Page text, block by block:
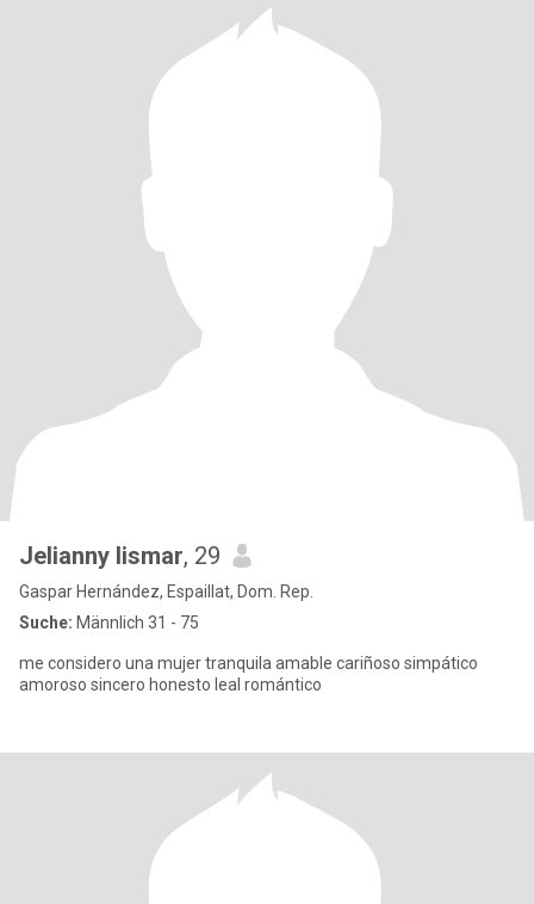
Jelianny lismar, 29
Gaspar Hernández, Espaillat, Dom. Rep.
Suche: Männlich 31 - 75
me considero una mujer tranquila amable cariñoso simpático
amoroso sincero honesto leal romántico